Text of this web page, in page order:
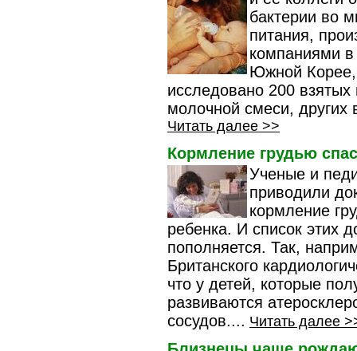
бактерии во
питания,
компаниями в
Южной
исследовано 200 взятых
молочной смеси, других
Читать далее >>
Кормление грудью
Ученые и
приводили
кормление
ребенка. И список этих
пополняется. Так,
Британского
что у детей, которые
развиваются
сосудов.... Читать далее